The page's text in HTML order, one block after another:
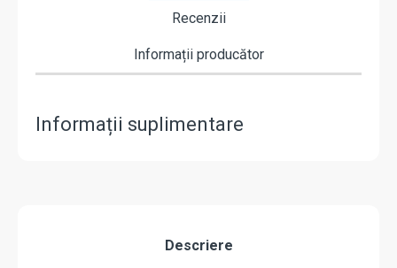
Recenzii
Informații producător
Informații suplimentare
Descriere